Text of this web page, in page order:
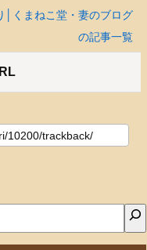
│くまねこ堂・妻のブログ
の記事一覧